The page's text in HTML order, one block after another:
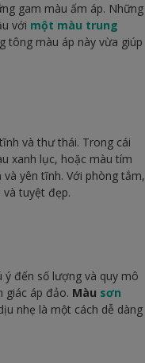
gam màu ấm áp. Những
với một màu trung
tông màu áp này vừa giúp
và thư thái. Trong cái
xanh lục, hoặc màu tím
yên tĩnh. Với phòng tắm,
tuyệt đẹp.
ý đến số lượng và quy mô
giác áp đảo. Màu sơn
nhẹ là một cách dễ dàng